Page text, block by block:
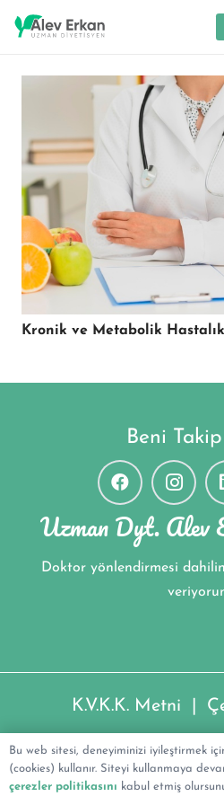
Kronik ve Metabolik
Beni
Uzman Dyt. Alev
Doktor yönlendirmesi
K.V.K.K. Metni
Uzman Dyt. Alev
Bu web sitesi, deneyiminizi iyileştirmek
(cookies) kullanır. Siteyi kullanmaya
çerezler politikasını kabul etmiş